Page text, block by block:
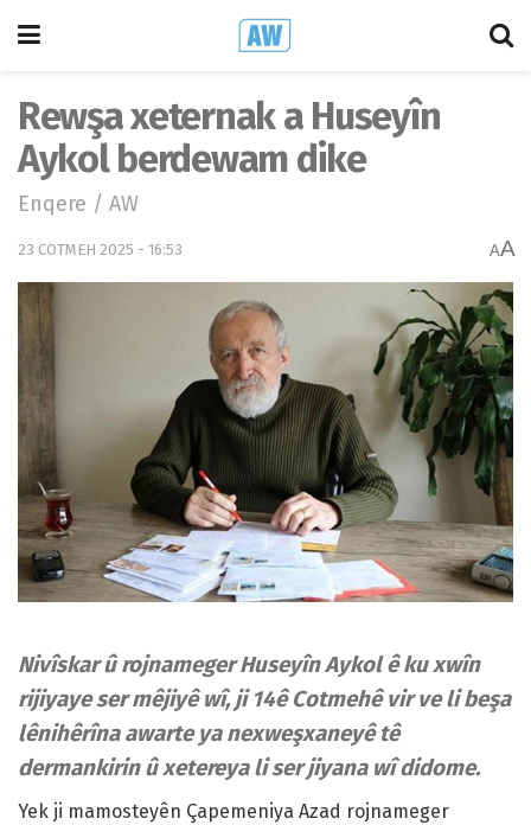
Rewşa xeternak a Huseyîn
Aykol berdewam dike
Enqere / AW
23 COTMEH 2025 - 16:53 AA
Nivîskar û rojnameger Huseyîn Aykol ê ku xwîn
rijiyaye ser mêjiyê wî, ji 14ê Cotmehê vir ve li beşa
lênihêrîna awarte ya nexweşxaneyê tê
dermankirin û xetereya li ser jiyana wî didome.
Yek ji mamosteyên Çapemeniya Azad rojnameger